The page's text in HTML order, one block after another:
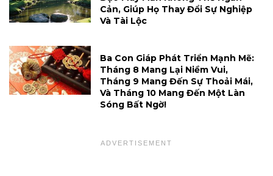
Cản, Giúp Họ Thay Đổi Sự Nghiệp
Và Tài Lộc
Ba Con Giáp Phát Triển Mạnh Mẽ:
Tháng 8 Mang Lại Niềm Vui,
Tháng 9 Mang Đến Sự Thoải Mái,
Và Tháng 10 Mang Đến Một Làn
Sóng Bất Ngờ!